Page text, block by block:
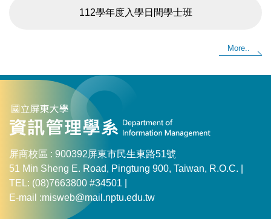
112學年度入學日間學士班
More..
屏商校區 : 900392屏東市民生東路51號
51 Min Sheng E. Road, Pingtung 900, Taiwan, R.O.C. |
TEL: (08)7663800 #34501 |
E-mail :misweb@mail.nptu.edu.tw